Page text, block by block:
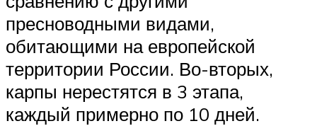
пресноводными видами,
обитающими на европейской
территории России. Во-вторых,
карпы нерестятся в 3 этапа,
каждый примерно по 10 дней.